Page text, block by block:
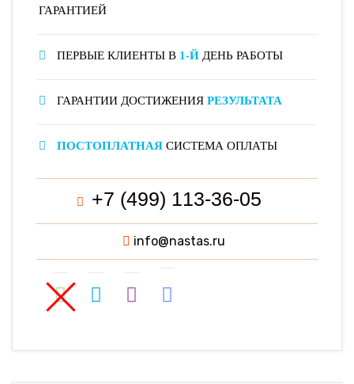
ГАРАНТИЕЙ
ПЕРВЫЕ КЛИЕНТЫ В 1-Й ДЕНЬ РАБОТЫ
ГАРАНТИИ ДОСТИЖЕНИЯ РЕЗУЛЬТАТА
ПОСТОПЛАТНАЯ СИСТЕМА ОПЛАТЫ
+7 (499) 113-36-05
info@nastas.ru